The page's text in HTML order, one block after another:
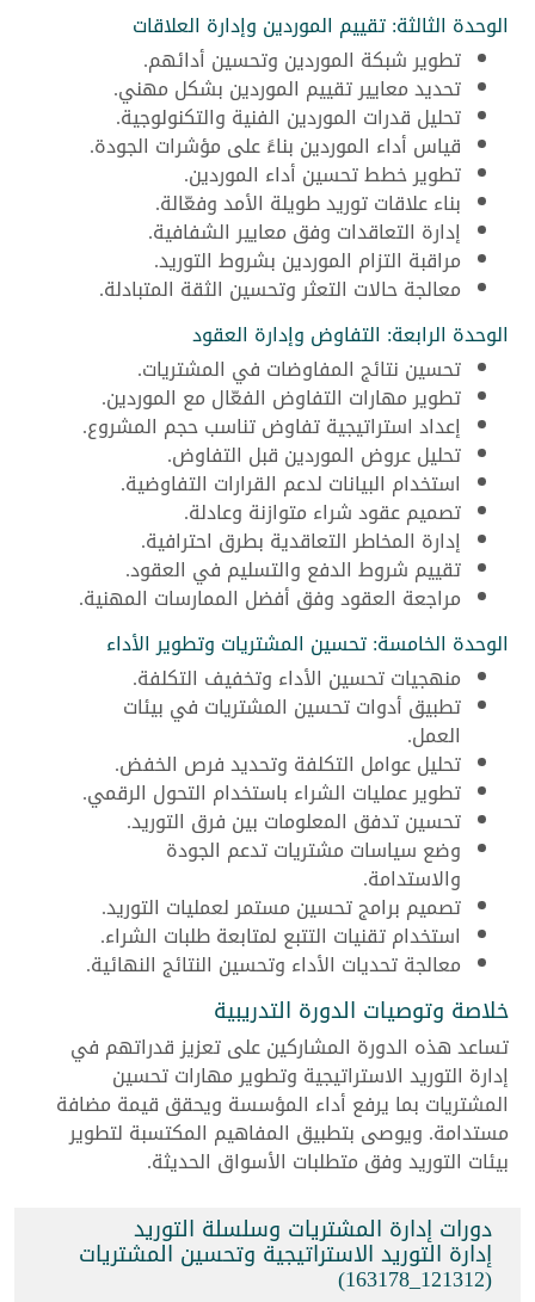
الوحدة الثالثة: تقييم الموردين وإدارة العلاقات
تطوير شبكة الموردين وتحسين أدائهم.
تحديد معايير تقييم الموردين بشكل مهني.
تحليل قدرات الموردين الفنية والتكنولوجية.
قياس أداء الموردين بناءً على مؤشرات الجودة.
تطوير خطط تحسين أداء الموردين.
بناء علاقات توريد طويلة الأمد وفعّالة.
إدارة التعاقدات وفق معايير الشفافية.
مراقبة التزام الموردين بشروط التوريد.
معالجة حالات التعثر وتحسين الثقة المتبادلة.
الوحدة الرابعة: التفاوض وإدارة العقود
تحسين نتائج المفاوضات في المشتريات.
تطوير مهارات التفاوض الفعّال مع الموردين.
إعداد استراتيجية تفاوض تناسب حجم المشروع.
تحليل عروض الموردين قبل التفاوض.
استخدام البيانات لدعم القرارات التفاوضية.
تصميم عقود شراء متوازنة وعادلة.
إدارة المخاطر التعاقدية بطرق احترافية.
تقييم شروط الدفع والتسليم في العقود.
مراجعة العقود وفق أفضل الممارسات المهنية.
الوحدة الخامسة: تحسين المشتريات وتطوير الأداء
منهجيات تحسين الأداء وتخفيف التكلفة.
تطبيق أدوات تحسين المشتريات في بيئات
العمل.
تحليل عوامل التكلفة وتحديد فرص الخفض.
تطوير عمليات الشراء باستخدام التحول الرقمي.
تحسين تدفق المعلومات بين فرق التوريد.
وضع سياسات مشتريات تدعم الجودة
والاستدامة.
تصميم برامج تحسين مستمر لعمليات التوريد.
استخدام تقنيات التتبع لمتابعة طلبات الشراء.
معالجة تحديات الأداء وتحسين النتائج النهائية.
خلاصة وتوصيات الدورة التدريبية
تساعد هذه الدورة المشاركين على تعزيز قدراتهم في
إدارة التوريد الاستراتيجية وتطوير مهارات تحسين
المشتريات بما يرفع أداء المؤسسة ويحقق قيمة مضافة
مستدامة. ويوصى بتطبيق المفاهيم المكتسبة لتطوير
بيئات التوريد وفق متطلبات الأسواق الحديثة.
دورات إدارة المشتريات وسلسلة التوريد
إدارة التوريد الاستراتيجية وتحسين المشتريات
(121312_163178)